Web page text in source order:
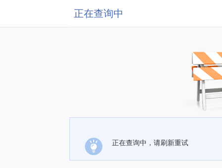
正在查询中
正在查询中，请刷新重试